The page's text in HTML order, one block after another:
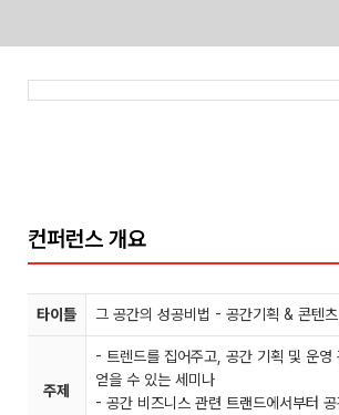
컨퍼런스 개요
타이틀 그 공간의 성공비법 - 공간기획 & 콘텐
주제
- 트렌드를 집어주고, 공간 기획 및 운영
얻을 수 있는 세미나
- 공간 비즈니스 관련 트랜드에서부터